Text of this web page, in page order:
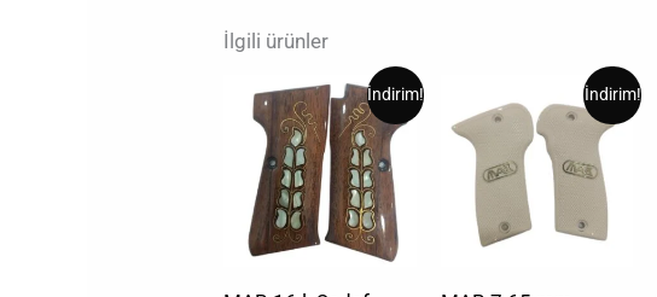
İlgili ürünler
İndirim!
Orijinal
fiyat:
₺1.500,00.
Şu
andaki
fiyat:
₺1.000,00.
İndirim!
fiyat:
₺3,00.
andaki
fiyat:
₺2,00.